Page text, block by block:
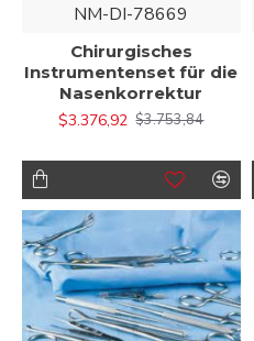
NM-DI-78669
Chirurgisches
Instrumentenset für die
Nasenkorrektur
$3.376,92 $3.753,84